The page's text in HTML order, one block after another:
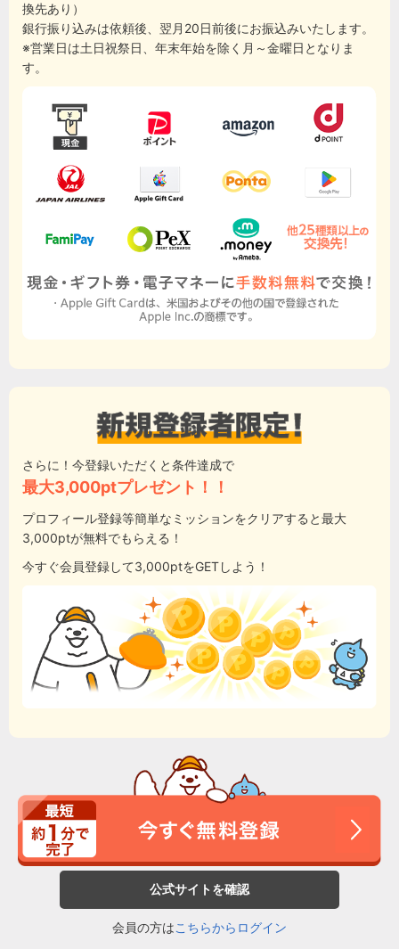
換先あり）
銀行振り込みは依頼後、翌月20日前後にお振込みいたします。
※営業日は土日祝祭日、年末年始を除く月～金曜日となりま
す。
さらに！今登録いただくと条件達成で
最大3,000ptプレゼント！！
プロフィール登録等簡単なミッションをクリアすると最大
3,000ptが無料でもらえる！
今すぐ会員登録して3,000ptをGETしよう！
公式サイトを確認
会員の方はこちらからログイン